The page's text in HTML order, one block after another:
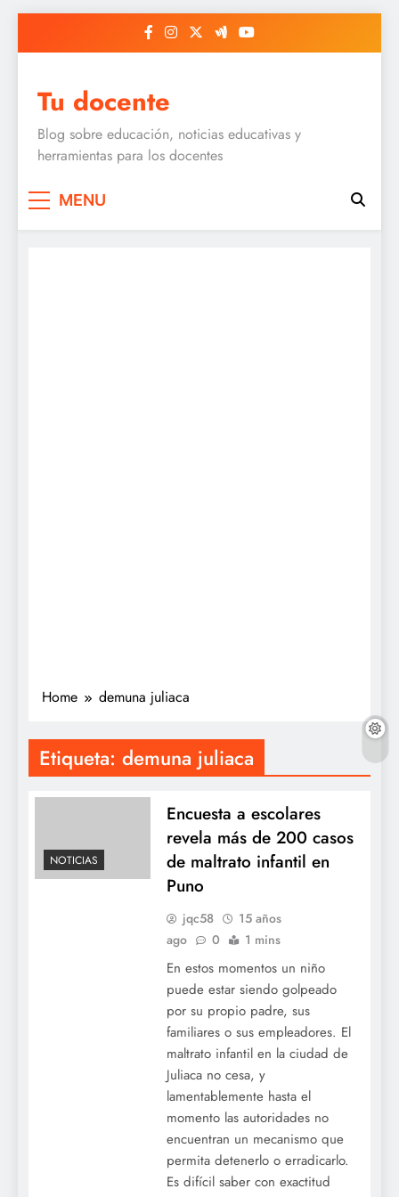
Tu docente
Blog sobre educación, noticias educativas y
herramientas para los docentes
MENU
Home demuna juliaca
Etiqueta: demuna juliaca
NOTICIAS
Encuesta a escolares
revela más de 200 casos
de maltrato infantil en
Puno
jqc58
15 años
ago
0 1 mins
En estos momentos un niño
puede estar siendo golpeado
por su propio padre, sus
familiares o sus empleadores. El
maltrato infantil en la ciudad de
Juliaca no cesa, y
lamentablemente hasta el
momento las autoridades no
encuentran un mecanismo que
permita detenerlo o erradicarlo.
Es difícil saber con exactitud